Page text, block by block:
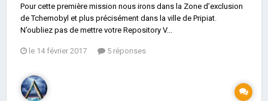
Pour cette première mission nous irons dans la Zone d’exclusion
de Tchernobyl et plus précisément dans la ville de Pripiat.
N’oubliez pas de mettre votre Repository V...
le 14 février 2017 5 réponses